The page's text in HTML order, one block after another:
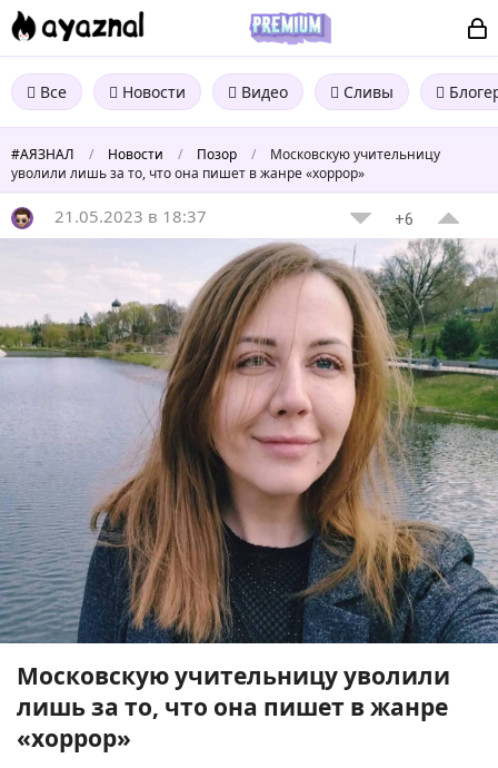
Все Новости Видео Сливы
#АЯЗНАЛ / Новости / Позор /
Московскую учительницу
уволили лишь за то, что она пишет в жанре «хоррор»
21.05.2023 в 18:37 +6
Московскую учительницу уволили
лишь за то, что она пишет в жанре
«хоррор»